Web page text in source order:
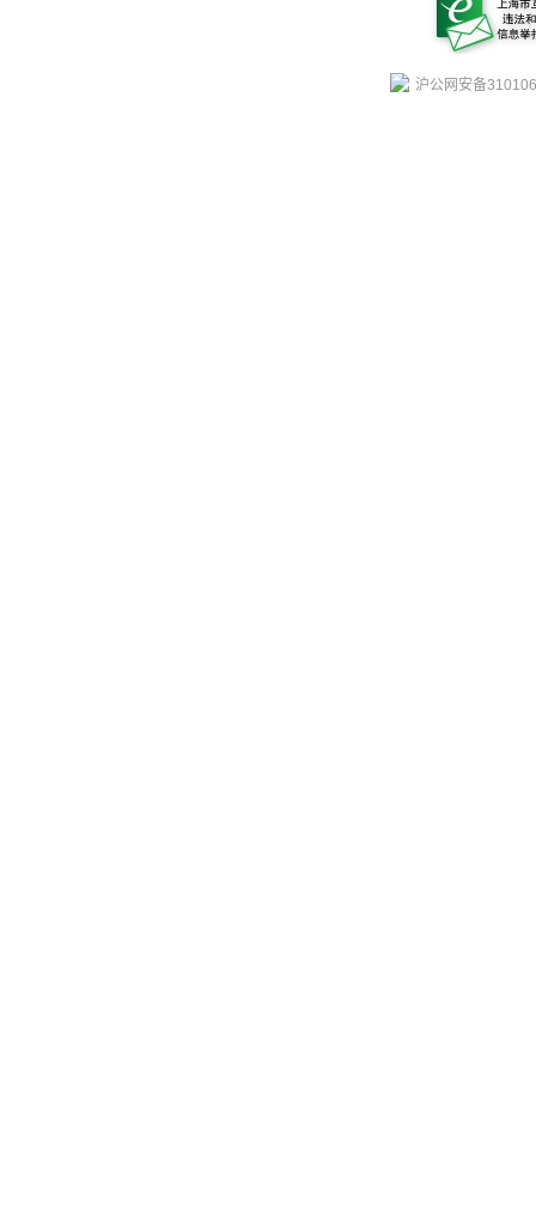
沪公网安备